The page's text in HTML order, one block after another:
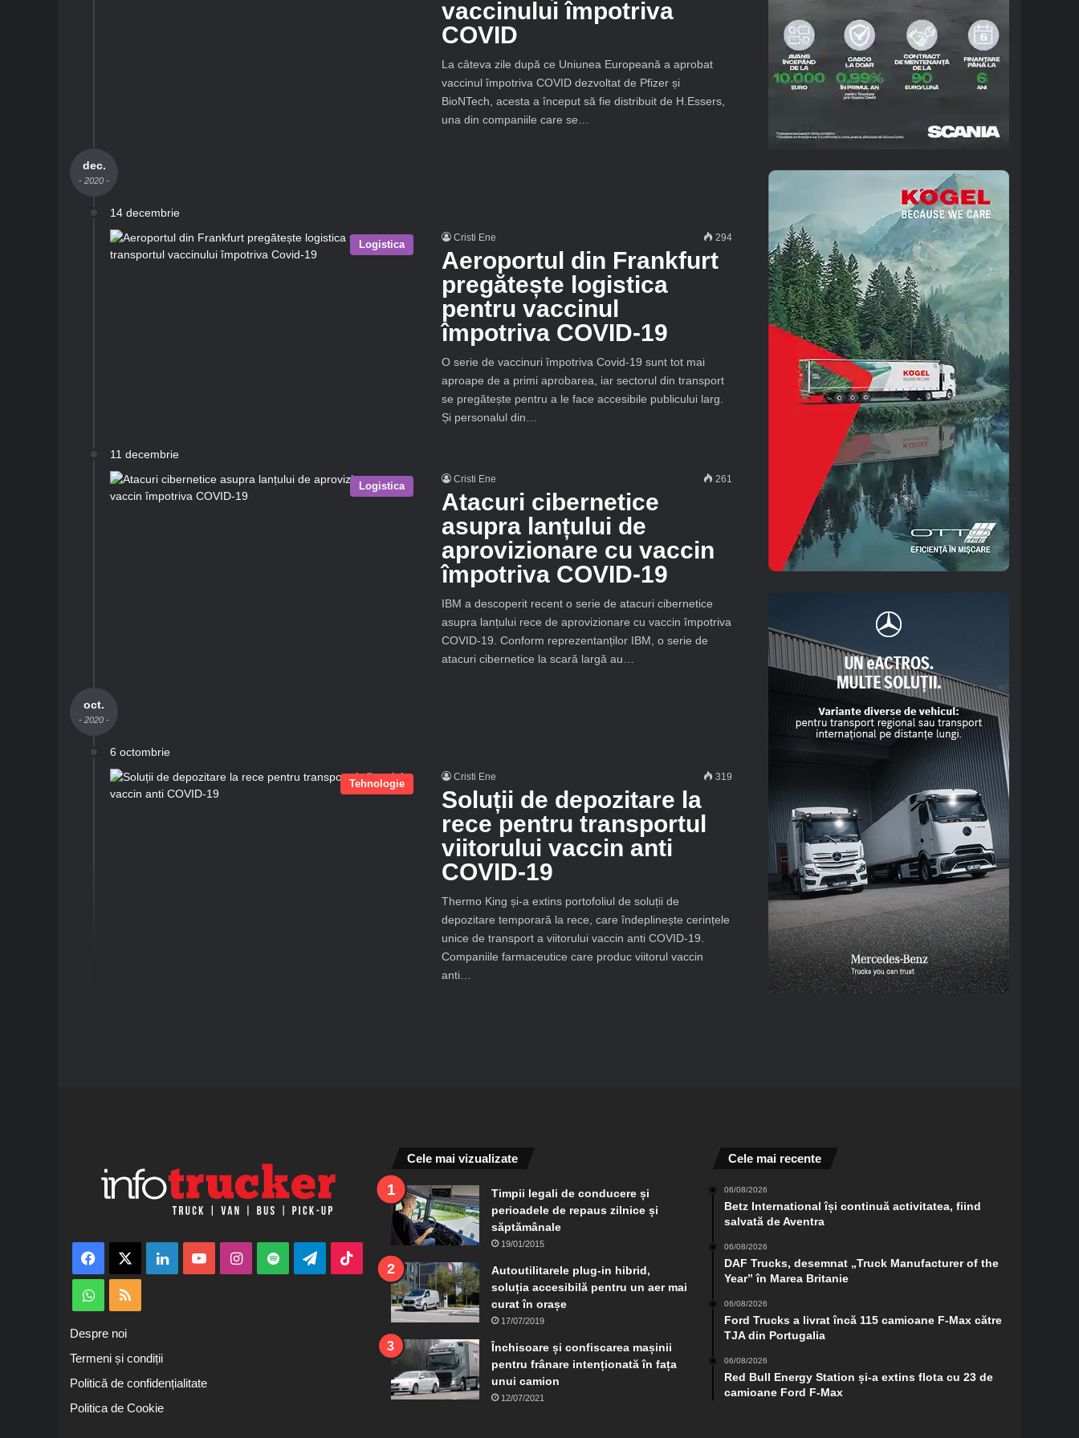
vaccinului împotriva
COVID
La câteva zile după ce Uniunea Europeană a aprobat
vaccinul împotriva COVID dezvoltat de Pfizer și
BioNTech, acesta a început să fie distribuit de H.Essers,
una din companiile care se…
dec.
- 2020 -
14 decembrie
Logistica
Cristi Ene 294
Aeroportul din Frankfurt
pregătește logistica
pentru vaccinul
împotriva COVID-19
O serie de vaccinuri împotriva Covid-19 sunt tot mai
aproape de a primi aprobarea, iar sectorul din transport
se pregătește pentru a le face accesibile publicului larg.
Și personalul din…
11 decembrie
Logistica
Cristi Ene 261
Atacuri cibernetice
asupra lanțului de
aprovizionare cu vaccin
împotriva COVID-19
IBM a descoperit recent o serie de atacuri cibernetice
asupra lanțului rece de aprovizionare cu vaccin împotriva
COVID-19. Conform reprezentanților IBM, o serie de
atacuri cibernetice la scară largă au…
oct.
- 2020 -
6 octombrie
Tehnologie
Cristi Ene 319
Soluții de depozitare la
rece pentru transportul
viitorului vaccin anti
COVID-19
Thermo King și-a extins portofoliul de soluții de
depozitare temporară la rece, care îndeplinește cerințele
unice de transport a viitorului vaccin anti COVID-19.
Companiile farmaceutice care produc viitorul vaccin
anti…
Facebook LinkedInYouTubeInstagram
Spotify TelegramTikTok
WhatsApp
Despre noi
Termeni și condiții
Politică de confidențialitate
Politica de Cookie
Cele mai vizualizate
Timpii legali de conducere și
perioadele de repaus zilnice și
săptămânale
19/01/2015
Autoutilitarele plug-in hibrid,
soluția accesibilă pentru un aer mai
curat în orașe
17/07/2019
Închisoare și confiscarea mașinii
pentru frânare intenționată în fața
unui camion
12/07/2021
Cele mai recente
06/08/2026
Betz International își continuă activitatea, fiind
salvată de Aventra
06/08/2026
DAF Trucks, desemnat „Truck Manufacturer of the
Year” în Marea Britanie
06/08/2026
Ford Trucks a livrat încă 115 camioane F-Max către
TJA din Portugalia
06/08/2026
Red Bull Energy Station și-a extins flota cu 23 de
camioane Ford F-Max